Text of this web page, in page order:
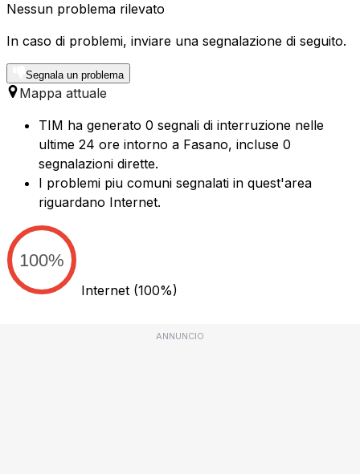
Nessun problema rilevato
In caso di problemi, inviare una segnalazione di seguito.
Segnala un problema
Mappa attuale
TIM ha generato 0 segnali di interruzione nelle
ultime 24 ore intorno a Fasano, incluse 0
segnalazioni dirette.
I problemi piu comuni segnalati in quest'area
riguardano Internet.
100%
Internet (100%)
ANNUNCIO